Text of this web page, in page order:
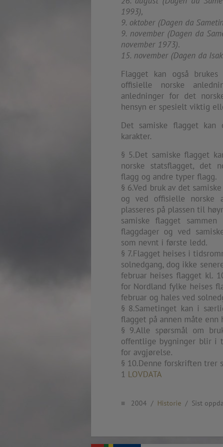
extreme precaution and respect to all victims
None of these explorations from Kristiansand to
Svalbard is a childish provocation, aggression,
nor a proposal for specific changes, but rather
situations opening a sensible as deep debate
The series culminate in Bergen in the frame of
the 200th anniversary of the current Norwegian
Rosenkrantztårnet,
2014.04.29
Rosenkrantztårnet,
—
2021.02.09 School
—
2021.02.08 School
Eidsvoll verk, Eidsvoll
—
2021.02.04 School
Byskogen skole, Tønsberg
Byskogen skole, Tønsberg
—
2020.12.11 School
Aspåsen skole, Bodø
—
2020.12.10 School
Aspåsen skole, Bodø
—
2020.12.09 School
Aspåsen skole, Bodø
—
2020.10.22 School
Aspøy skole, Ålesund,
—
2020.10.16 School
Fåvang skole, Innlandet
—
2019 Website (update)
https://
—
2017.05.07 Artwork:
—
2016.02.04 School
2016.02.02 School
Skøyen skole, Oslo
1993),
9. oktober (Dagen da
9. november (Dagen da
november 1973).
15. november (Dagen da
Flagget kan også
offisielle norske
anledninger for det
hensyn er spesielt viktig
Det samiske flagget kan
karakter.
§ 5.Det samiske flagget
norske statsflagget, det
flagg og andre typer flagg.
§ 6.Ved bruk av det
og ved offisielle norske
plasseres på plassen til
samiske flagget
flaggdager og ved
som nevnt i første ledd.
§ 7.Flagget heises i
solnedgang, dog ikke
februar heises flagget kl.
for Nordland fylke heises
februar og hales ved
§ 8.Sametinget kan i
flagget på annen måte enn
§ 9.Alle spørsmål om
offentlige bygninger blir i
for avgjørelse.
§ 10.Denne forskriften trer
1 LOVDATA
■ 2004 / Historie/ Sist